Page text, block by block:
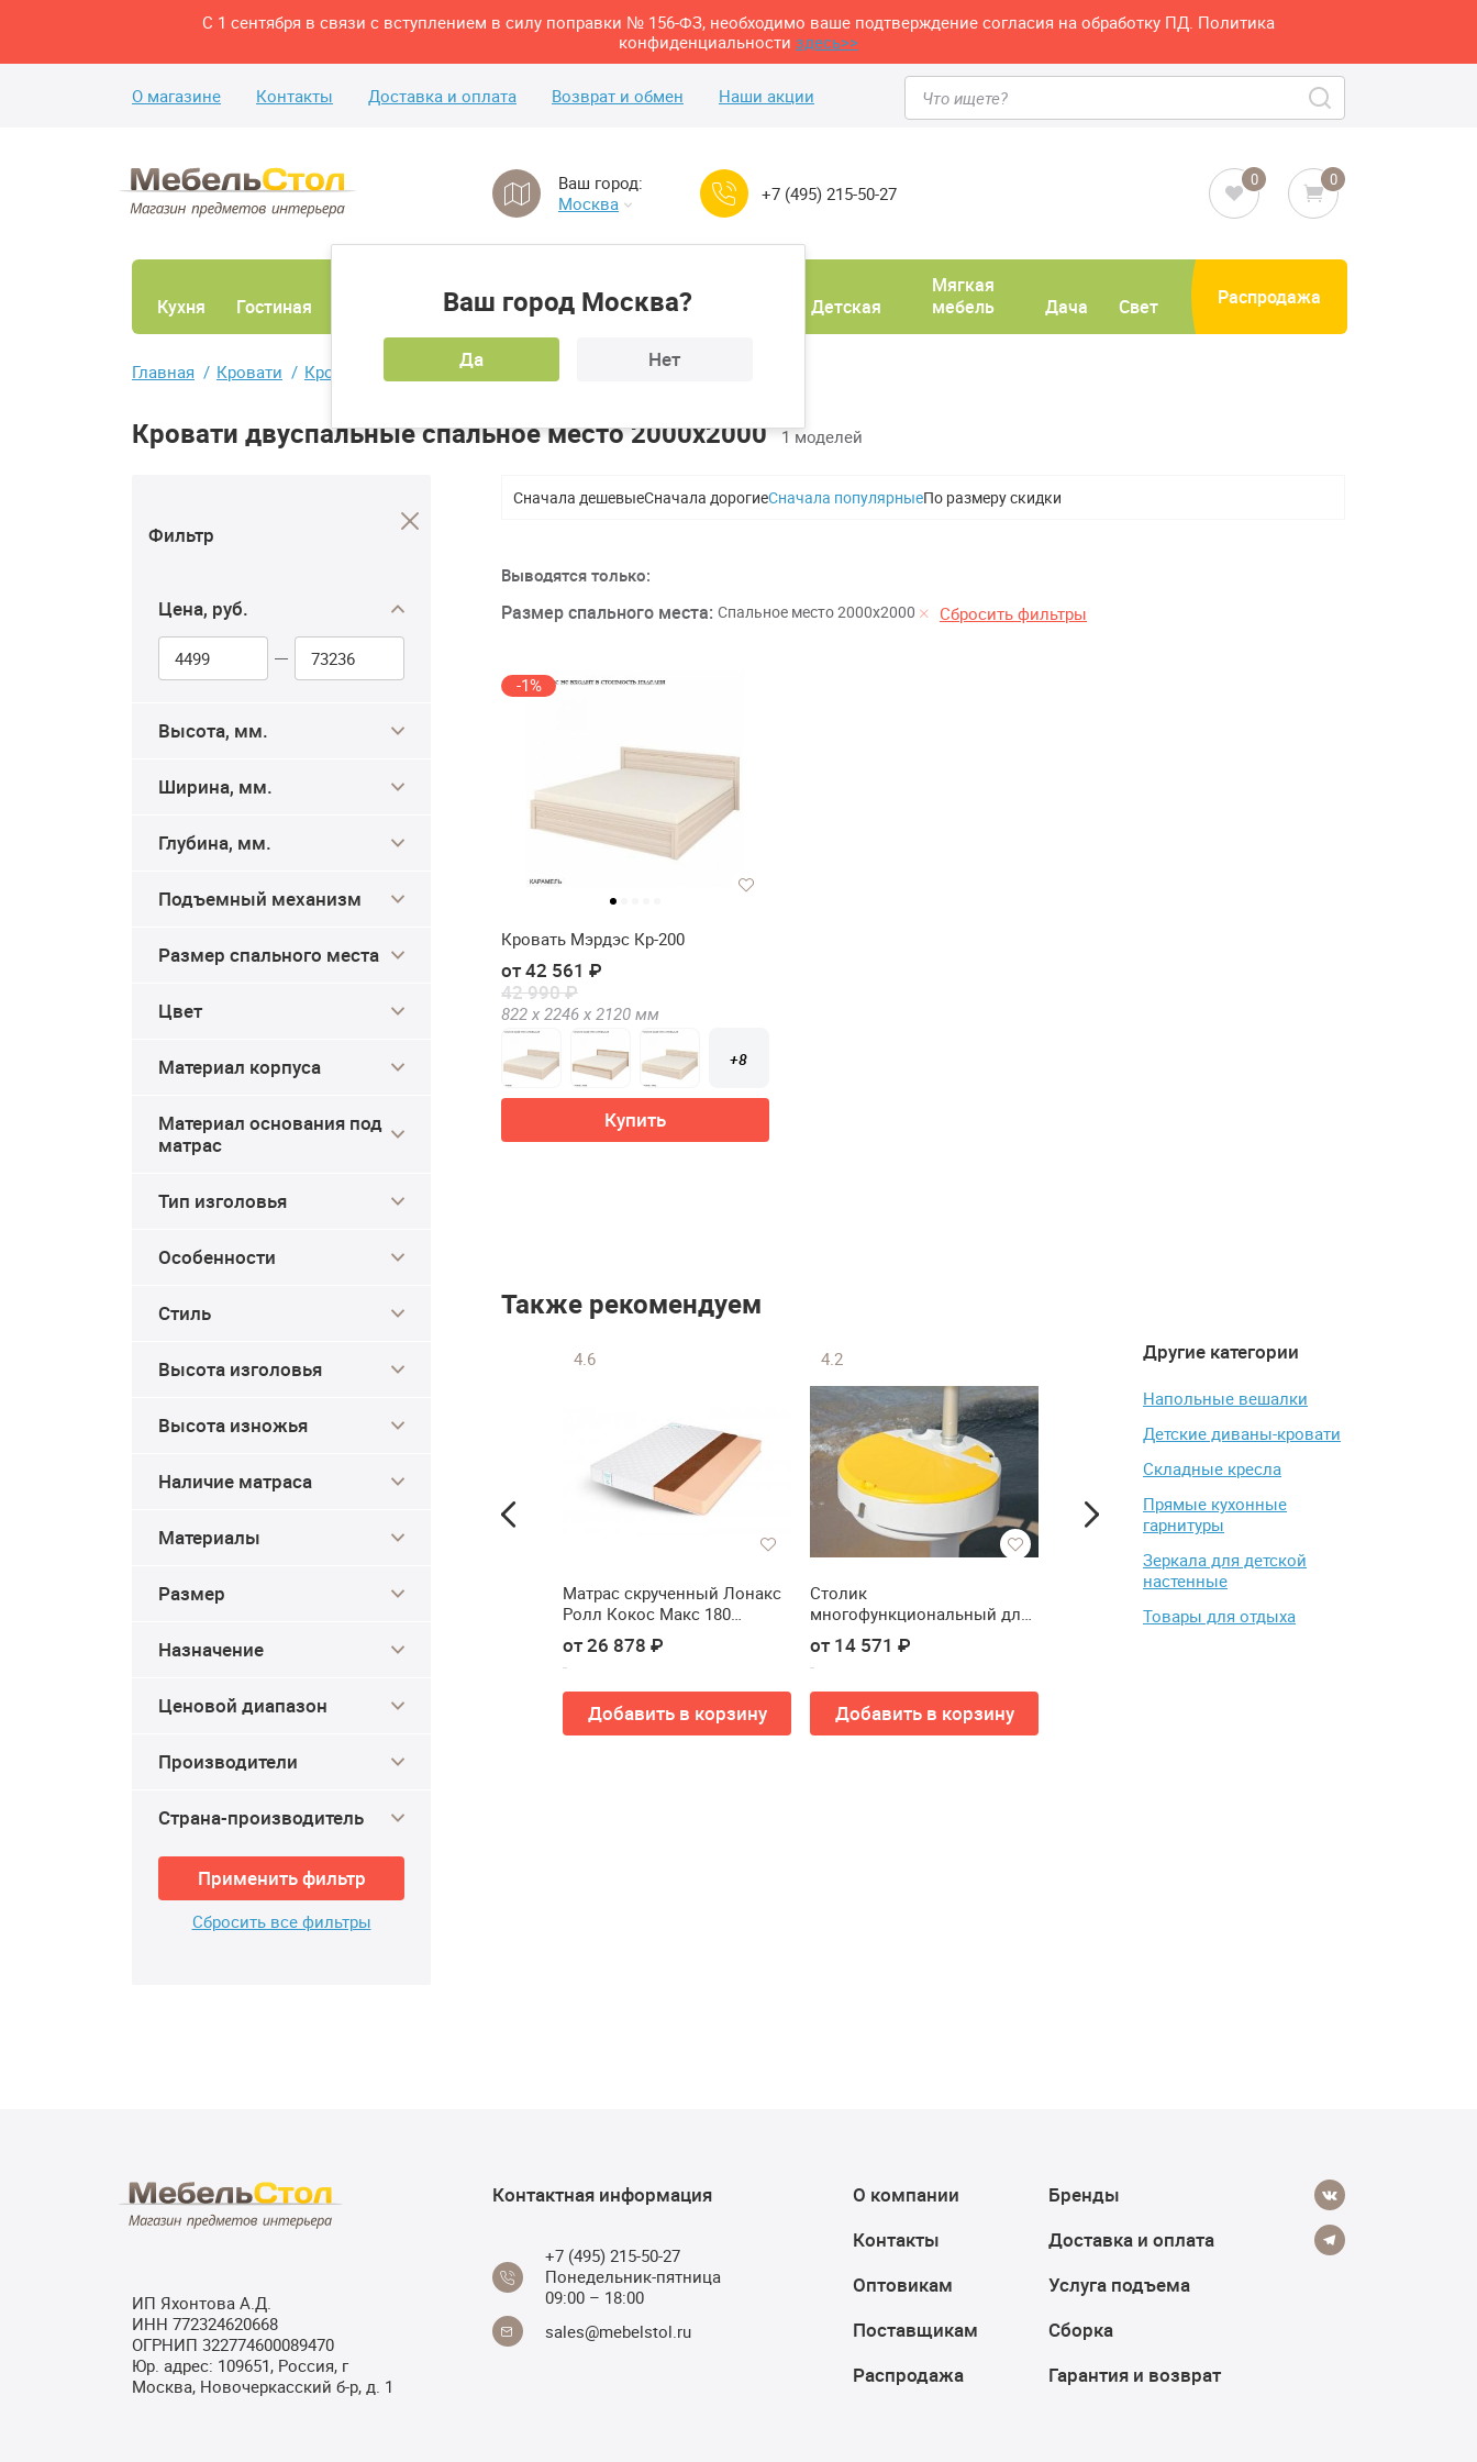
С 1 сентября в связи с вступлением в силу поправки № 156-ФЗ, необходимо ваше подтверждение согласия на обработку ПД. Политика
конфиденциальности здесь>>
О магазине Контакты Доставка и оплата Возврат и обмен Наши акции
Ваш город:
Москва
Ваш город Москва?
Да Нет
+7 (495) 215-50-27
0 0
Кухня Гостиная Спальня
кабинет
Детская
Мягкая
мебель
Дача Свет Распродажа
Главная Кровати Кровати двуспальные
Кровати двуспальные спальное место 2000х2000 1 моделей
Сначала дешевыеСначала дорогиеСначала популярныеПо размеру скидки
Выводятся только:
Размер спального места: Спальное место 2000х2000 Сбросить фильтры
-1%
Кровать Мэрдэс Кр-200
от 42 561 ₽
42 990 ₽
822 х 2246 х 2120 мм
+8
Купить
Также рекомендуем
Другие категории
Напольные вешалки
Детские диваны-кровати
Складные кресла
Прямые кухонные
гарнитуры
Зеркала для детской
настенные
Товары для отдыха
Multipurpose Small Table
от 14 571 ₽
Добавить в корзину
Стул STOOL GROUP Neo 4 шт
от 15 093 ₽
Купить
4.6
Матрас скрученный Лонакс
Ролл Кокос Макс 180
см(Матрас скрученный
LONAX ROLL COCOS MAX 180
от 26 878 ₽
Добавить в корзину
4.2
Столик
многофункциональный для
зонтов ReeHouse
Multipurpose Small Table
от 14 571 ₽
Добавить в корзину
Стул STOOL GROUP Neo 4 шт
Фильтр
Цена, руб.
Высота, мм.
Ширина, мм.
Глубина, мм.
Подъемный механизм
Размер спального места
Цвет
Материал корпуса
Материал основания под
матрас
Тип изголовья
Особенности
Стиль
Высота изголовья
Высота изножья
Наличие матраса
Материалы
Размер
Назначение
Ценовой диапазон
Производители
Страна-производитель
Применить фильтр
Сбросить все фильтры
ИП Яхонтова А.Д.
ИНН 772324620668
ОГРНИП 322774600089470
Юр. адрес: 109651, Россия, г
Москва, Новочеркасский б-р, д. 1
Контактная информация
+7 (495) 215-50-27
Понедельник-пятница
09:00 – 18:00
sales@mebelstol.ru
О компании
Контакты
Оптовикам
Поставщикам
Распродажа
Бренды
Доставка и оплата
Услуга подъема
Сборка
Гарантия и возврат